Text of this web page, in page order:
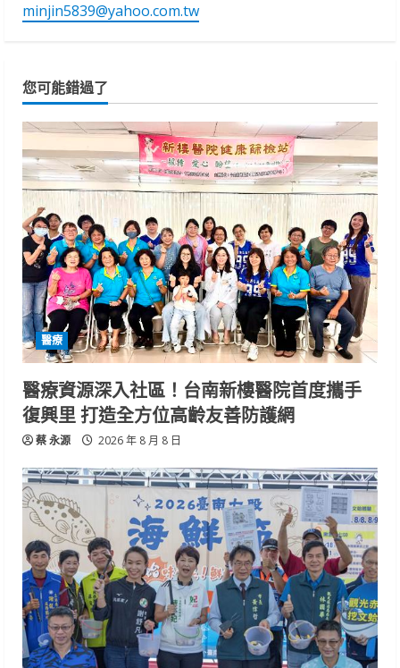
minjin5839@yahoo.com.tw
您可能錯過了
醫療
醫療資源深入社區！台南新樓醫院首度攜手
復興里 打造全方位高齡友善防護網
蔡 永源 2026 年 8 月 8 日